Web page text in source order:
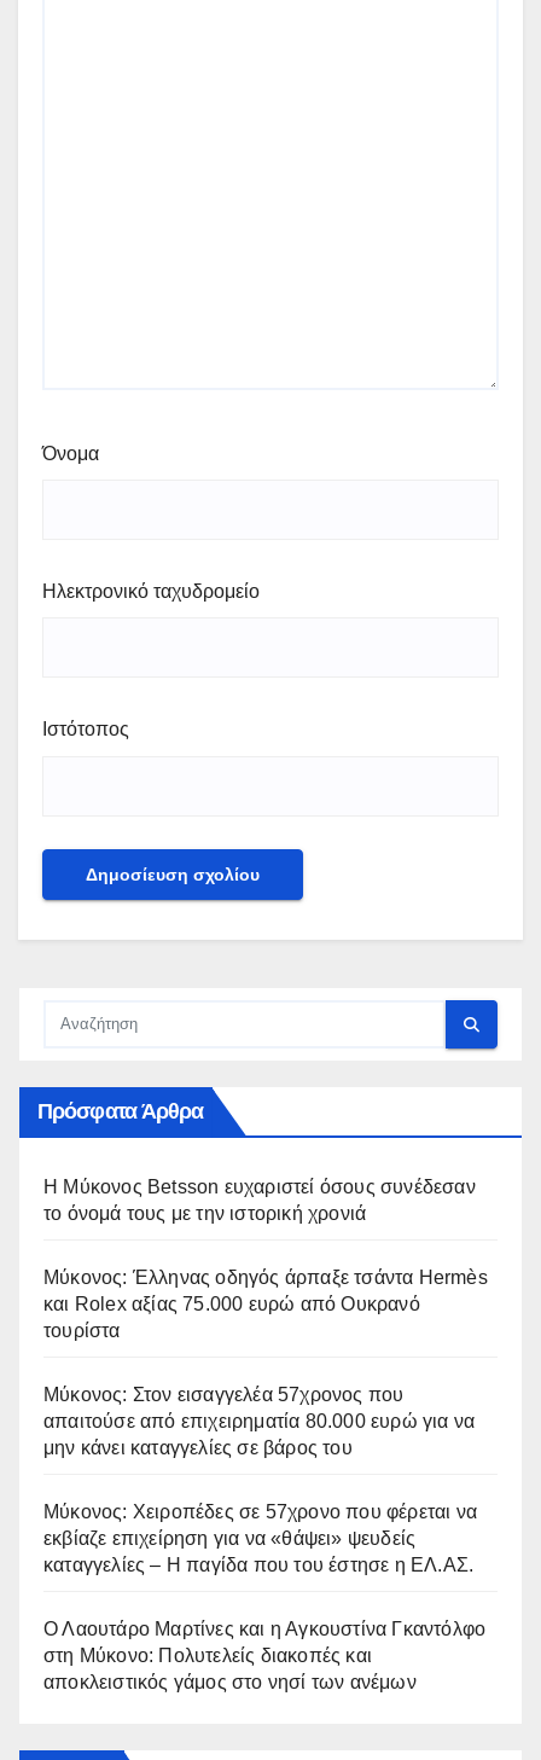
Όνομα
Ηλεκτρονικό ταχυδρομείο
Ιστότοπος
Πρόσφατα Άρθρα
Η Μύκονος Betsson ευχαριστεί όσους συνέδεσαν
το όνομά τους με την ιστορική χρονιά
Μύκονος: Έλληνας οδηγός άρπαξε τσάντα Hermès
και Rolex αξίας 75.000 ευρώ από Ουκρανό
τουρίστα
Μύκονος: Στον εισαγγελέα 57χρονος που
απαιτούσε από επιχειρηματία 80.000 ευρώ για να
μην κάνει καταγγελίες σε βάρος του
Μύκονος: Χειροπέδες σε 57χρονο που φέρεται να
εκβίαζε επιχείρηση για να «θάψει» ψευδείς
καταγγελίες – Η παγίδα που του έστησε η ΕΛ.ΑΣ.
Ο Λαουτάρο Μαρτίνες και η Αγκουστίνα Γκαντόλφο
στη Μύκονο: Πολυτελείς διακοπές και
αποκλειστικός γάμος στο νησί των ανέμων